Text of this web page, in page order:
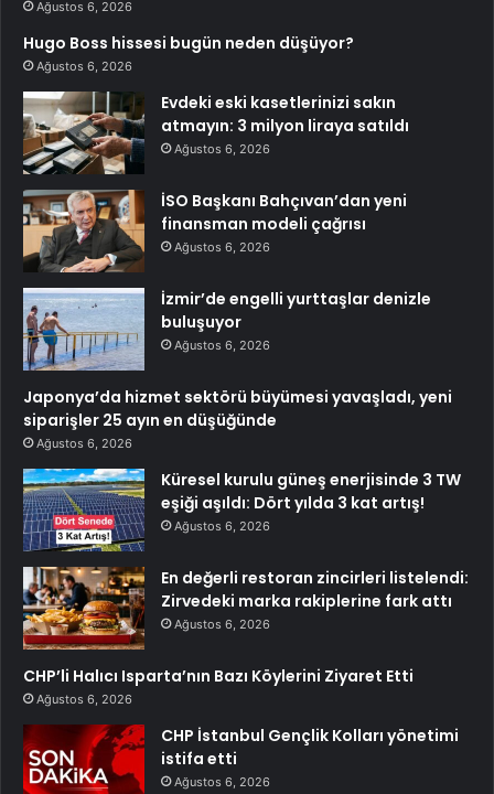
Ağustos 6, 2026
Hugo Boss hissesi bugün neden düşüyor?
Ağustos 6, 2026
Evdeki eski kasetlerinizi sakın
atmayın: 3 milyon liraya satıldı
Ağustos 6, 2026
İSO Başkanı Bahçıvan’dan yeni
finansman modeli çağrısı
Ağustos 6, 2026
İzmir’de engelli yurttaşlar denizle
buluşuyor
Ağustos 6, 2026
Japonya’da hizmet sektörü büyümesi yavaşladı, yeni
siparişler 25 ayın en düşüğünde
Ağustos 6, 2026
Küresel kurulu güneş enerjisinde 3 TW
eşiği aşıldı: Dört yılda 3 kat artış!
Ağustos 6, 2026
En değerli restoran zincirleri listelendi:
Zirvedeki marka rakiplerine fark attı
Ağustos 6, 2026
CHP’li Halıcı Isparta’nın Bazı Köylerini Ziyaret Etti
Ağustos 6, 2026
CHP İstanbul Gençlik Kolları yönetimi
istifa etti
Ağustos 6, 2026